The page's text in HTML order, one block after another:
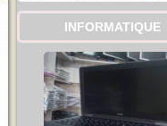
INFORMATIQUE